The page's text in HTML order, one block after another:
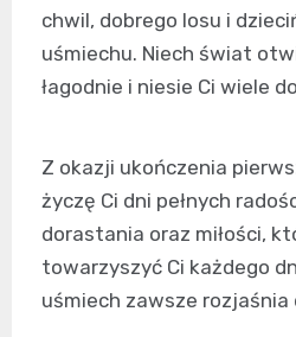
chwil, dobrego losu i
uśmiechu. Niech świat
łagodnie i niesie Ci wiele
Z okazji ukończenia
życzę Ci dni pełnych
dorastania oraz miłości,
towarzyszyć Ci każdego
uśmiech zawsze rozjaśnia